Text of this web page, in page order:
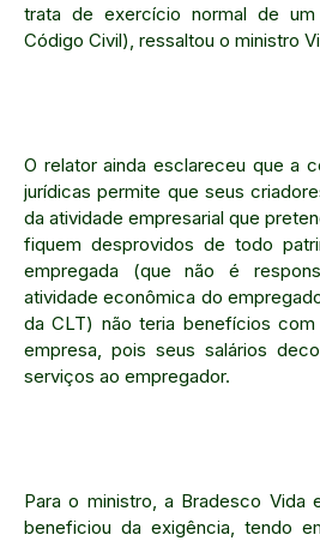
trata de exercício normal de
Código Civil), ressaltou o ministro
O relator ainda esclareceu que a
jurídicas permite que seus
da atividade empresarial que
fiquem desprovidos de todo
empregada (que não é
atividade econômica do
da CLT) não teria benefícios
empresa, pois seus salários
serviços ao empregador.
Para o ministro, a Bradesco Vida
beneficiou da exigência, tendo